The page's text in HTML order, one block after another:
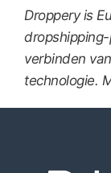
Droppery is
verbinden
technologie.